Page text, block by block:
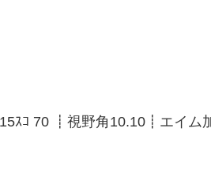
ｽｺ 70 ┋視野角10.10┋エイム